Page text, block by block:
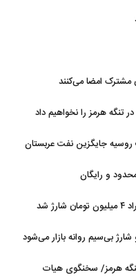
مشترک امضا می‌کنند
هرمز را نخواهیم داد
جایگزین نفت عربستان
شد
تنگه هرمز/ سخنگوی هیات